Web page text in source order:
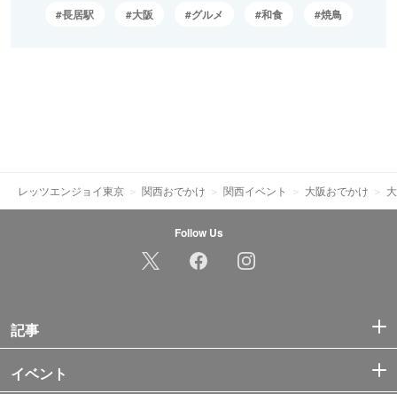
長居駅 大阪 グルメ 和食 焼鳥
レッツエンジョイ東京 関西おでかけ 関西イベント 大阪おでかけ
Follow Us
記事
イベント